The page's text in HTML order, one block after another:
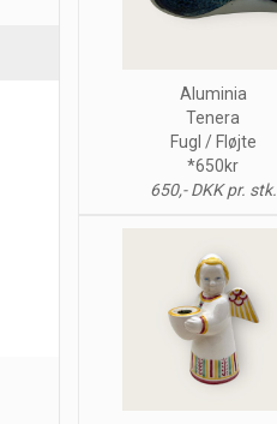
Aluminia
Tenera
Fugl / Fløjte
*650kr
650,- DKK pr. stk.